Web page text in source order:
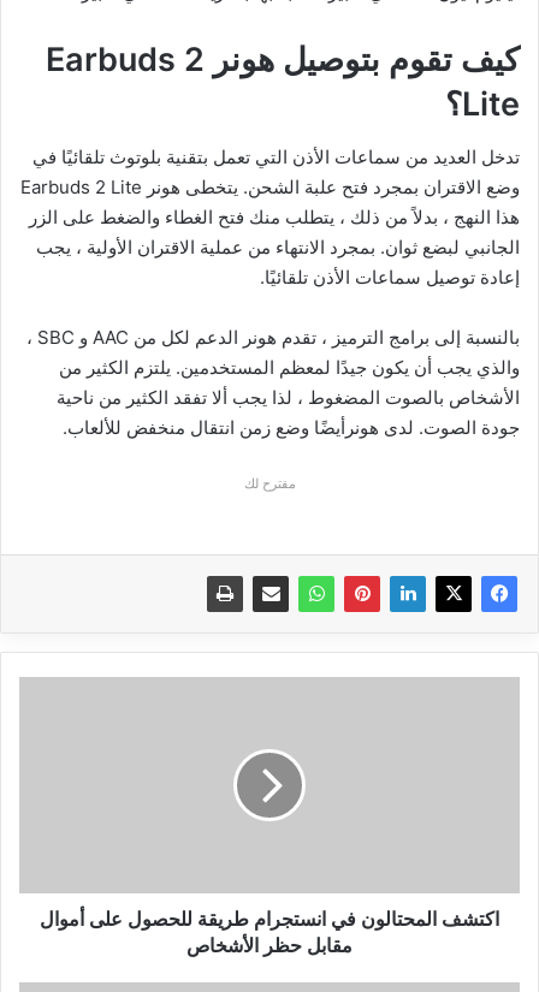
كيف تقوم بتوصيل هونر Earbuds 2
Lite؟
تدخل العديد من سماعات الأذن التي تعمل بتقنية بلوتوث تلقائيًا في
وضع الاقتران بمجرد فتح علبة الشحن. يتخطى هونر Earbuds 2 Lite
هذا النهج ، بدلاً من ذلك ، يتطلب منك فتح الغطاء والضغط على الزر
الجانبي لبضع ثوان. بمجرد الانتهاء من عملية الاقتران الأولية ، يجب
إعادة توصيل سماعات الأذن تلقائيًا.
بالنسبة إلى برامج الترميز ، تقدم هونر الدعم لكل من AAC و SBC ،
والذي يجب أن يكون جيدًا لمعظم المستخدمين. يلتزم الكثير من
الأشخاص بالصوت المضغوط ، لذا يجب ألا تفقد الكثير من ناحية
جودة الصوت. لدى هونرأيضًا وضع زمن انتقال منخفض للألعاب.
مقترح لك
مقابل
حظراكتشف المحتالون في انستجرام طريقة للحصول على أموال
مقابل حظر الأشخاص